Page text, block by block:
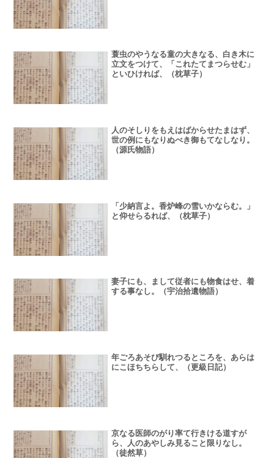
蓑虫のやうなる童の大きなる、白き木に
立文をつけて、「これたてまつらせむ」
といひければ、（枕草子）
人のそしりをもえはばからせたまはず、
世の例にもなりぬべき御もてなしなり。
（源氏物語）
「少納言よ。香炉峰の雪いかならむ。」
と仰せらるれば、（枕草子）
妻子にも、まして従者にも物食はせ、着
する事なし。（宇治拾遺物語）
年ごろあそび馴れつるところを、あらは
にこほちちらして、（更級日記）
京なる医師のがり率て行きける道すが
ら、人のあやしみ見ること限りなし。
（徒然草）